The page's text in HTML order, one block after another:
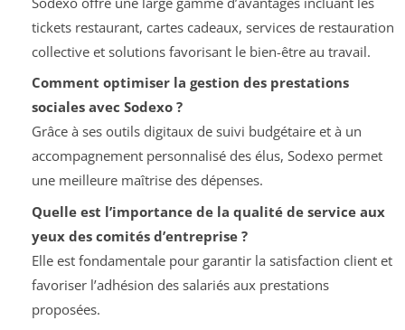
tickets restaurant, cartes cadeaux, services de restauration
collective et solutions favorisant le bien-être au travail.
Comment optimiser la gestion des prestations
sociales avec Sodexo ?
Grâce à ses outils digitaux de suivi budgétaire et à un
accompagnement personnalisé des élus, Sodexo permet
une meilleure maîtrise des dépenses.
Quelle est l’importance de la qualité de service aux
yeux des comités d’entreprise ?
Elle est fondamentale pour garantir la satisfaction client et
favoriser l’adhésion des salariés aux prestations
proposées.